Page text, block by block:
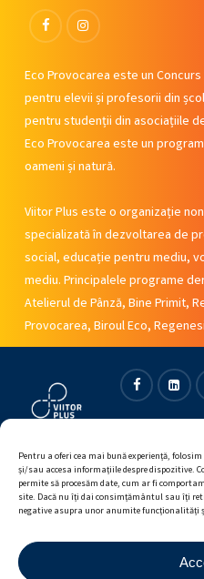
Pentru a oferi cea mai bună experiență,
și/sau accesa informațiile despre dispozitive.
permite să procesăm date, cum ar fi
site. Dacă nu îți dai consimțământul sau îți
negative asupra unor anumite funcționalități
FacebookInstagram
Eco Provocarea este un
pentru elevii și profesorii din
pentru studenții din asociațiile
Eco Provocarea este un
oameni și natură.
Viitor Plus este o organizație
specializată în dezvoltarea de
social, educație pentru mediu,
mediu. Principalele programe
Atelierul de Pânză, Bine Primit,
Provocarea, Biroul Eco,
Facebook